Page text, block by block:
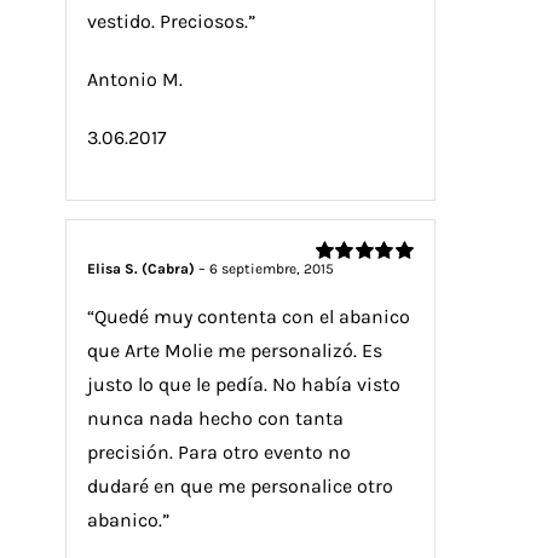
vestido. Preciosos.”
Antonio M.
3.06.2017
Valorado
Elisa S. (Cabra) – 6 septiembre, 2015
“Quedé muy contenta con el abanico
que Arte Molie me personalizó. Es
justo lo que le pedía. No había visto
nunca nada hecho con tanta
precisión. Para otro evento no
dudaré en que me personalice otro
abanico.”